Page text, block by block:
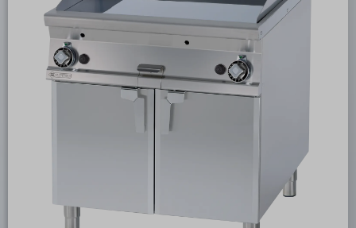
Fritézy
Udržovače hranolek
Vařiče těstovin
Pánve sklopné
Vodní a lávové grily